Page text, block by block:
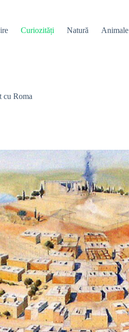
Curiozități Natură Animale
cu Roma